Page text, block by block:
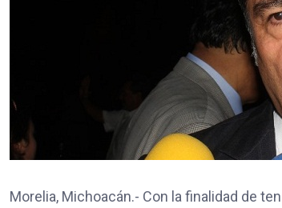
Morelia, Michoacán.- Con la finalidad de